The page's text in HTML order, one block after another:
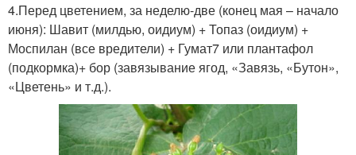
4.Перед цветением, за неделю-две (конец мая – начало
июня): Шавит (милдью, оидиум) + Топаз (оидиум) +
Моспилан (все вредители) + Гумат7 или плантафол
(подкормка)+ бор (завязывание ягод, «Завязь, «Бутон»,
«Цветень» и т.д.).